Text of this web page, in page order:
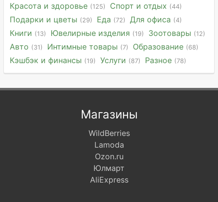
Красота и здоровье (125) Спорт и отдых (44)
Подарки и цветы (29) Еда (72) Для офиса (4)
Книги (13) Ювелирные изделия (19) Зоотовары (12)
Авто (31) Интимные товары (7) Образование (68)
Кэшбэк и финансы (19) Услуги (87) Разное (78)
Магазины
WildBerries
Lamoda
Ozon.ru
Юлмарт
AliExpress